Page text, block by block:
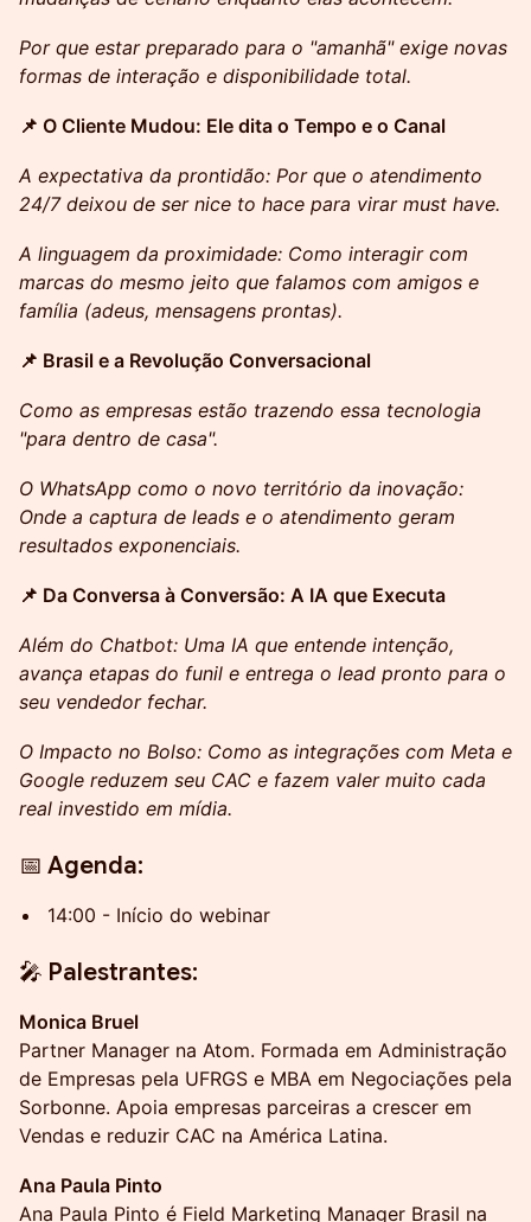
Por que estar preparado para o "amanhã" exige novas
formas de interação e disponibilidade total.
📌 O Cliente Mudou: Ele dita o Tempo e o Canal
A expectativa da prontidão: Por que o atendimento
24/7 deixou de ser nice to hace para virar must have.
A linguagem da proximidade: Como interagir com
marcas do mesmo jeito que falamos com amigos e
família (adeus, mensagens prontas).
📌 Brasil e a Revolução Conversacional
Como as empresas estão trazendo essa tecnologia
"para dentro de casa".
O WhatsApp como o novo território da inovação:
Onde a captura de leads e o atendimento geram
resultados exponenciais.
📌 Da Conversa à Conversão: A IA que Executa
Além do Chatbot: Uma IA que entende intenção,
avança etapas do funil e entrega o lead pronto para o
seu vendedor fechar.
O Impacto no Bolso: Como as integrações com Meta e
Google reduzem seu CAC e fazem valer muito cada
real investido em mídia.
📅 Agenda:
14:00 - Início do webinar
🎤 Palestrantes:
Monica Bruel
Partner Manager na Atom. Formada em Administração
de Empresas pela UFRGS e MBA em Negociações pela
Sorbonne. Apoia empresas parceiras a crescer em
Vendas e reduzir CAC na América Latina.
Ana Paula Pinto
Ana Paula Pinto é Field Marketing Manager Brasil na